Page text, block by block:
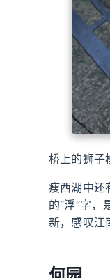
桥上的狮子
瘦西湖中还
的“浮”字，
新，感叹江